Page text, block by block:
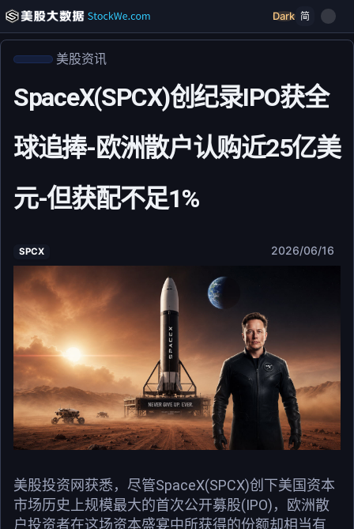
Dark 简
美股资讯
SpaceX(SPCX)创纪录IPO获全
球追捧-欧洲散户认购近25亿美
元-但获配不足1%
SPCX 2026/06/16
美股投资网获悉，尽管SpaceX(SPCX)创下美国资本
市场历史上规模最大的首次公开募股(IPO)，欧洲散
户投资者在这场资本盛宴中所获得的份额却相当有